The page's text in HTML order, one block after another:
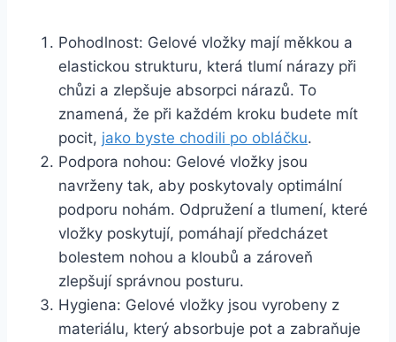
Pohodlnost: Gelové ⁢vložky mají ‍měkkou a
⁤elastickou‍ strukturu, ‌která‍ tlumí‌ nárazy při
chůzi a zlepšuje⁣ absorpci nárazů. ⁤To
znamená, ⁢že ‌při každém kroku budete mít
pocit, jako byste chodili ​po obláčku.
Podpora nohou: Gelové vložky jsou
navrženy tak, aby poskytovaly optimální
podporu nohám.⁢ Odpružení a‍ tlumení, které
vložky​ poskytují, pomáhají předcházet
bolestem nohou a ⁢kloubů a zároveň
zlepšují​ správnou ‌posturu.
Hygiena: Gelové vložky jsou vyrobeny z
materiálu, ⁢který absorbuje ‍pot a zabraňuje